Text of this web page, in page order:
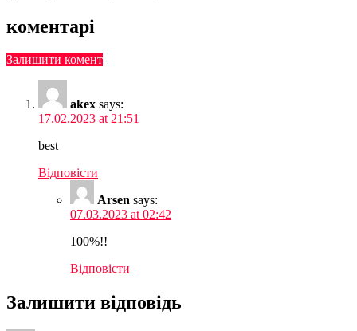
коментарі
Залишити комент
akex says:
17.02.2023 at 21:51
best
Відповіcти
Arsen says:
07.03.2023 at 02:42
100%!!
Відповіcти
Залишити відповідь